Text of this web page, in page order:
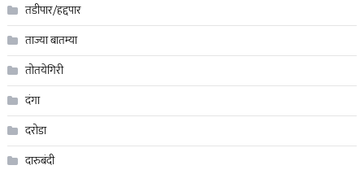
तडीपार/हद्दपार
ताज्या बातम्या
तोतयेगिरी
दंगा
दरोडा
दारुबंदी